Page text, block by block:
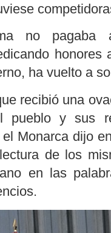
no pagaba
honores
ha vuelto a
recibió una
y sus
Monarca dijo
de los
en las